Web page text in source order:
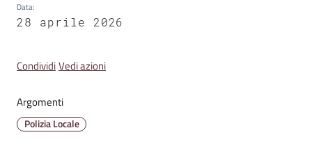
gli
argomenti
T
r
i
s
Data:
28 aprile 2026
CondividiVedi azioni
Argomenti
Polizia Locale